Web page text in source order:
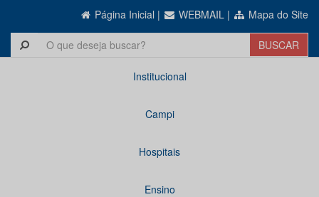
Página Inicial | WEBMAIL | Mapa do Site
Institucional
Campi
Hospitais
Ensino